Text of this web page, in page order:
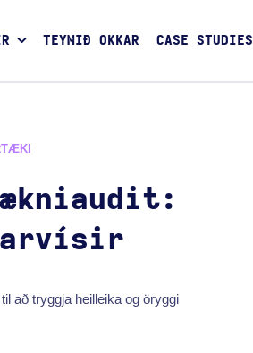
TEYMIÐ OKKAR CASE STUDIES
að tryggja heilleika og öryggi